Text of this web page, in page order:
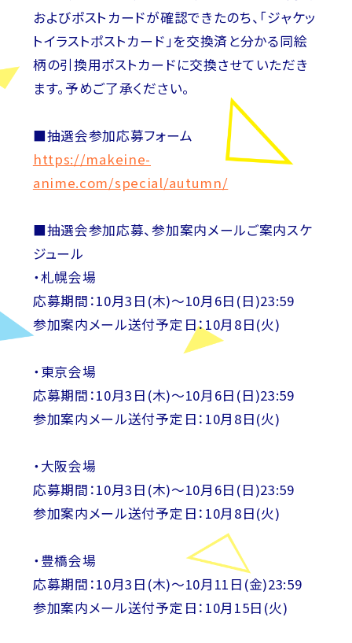
およびポストカードが確認できたのち、「ジャケッ
トイラストポストカード」を交換済と分かる同絵
柄の引換用ポストカードに交換させていただき
ます。予めご了承ください。
■抽選会参加応募フォーム
https://makeine-
anime.com/special/autumn/
■抽選会参加応募、参加案内メールご案内スケ
ジュール
・札幌会場
応募期間：10月3日(木)～10月6日(日)23:59
参加案内メール送付予定日：10月8日(火)
・東京会場
応募期間：10月3日(木)～10月6日(日)23:59
参加案内メール送付予定日：10月8日(火)
・大阪会場
応募期間：10月3日(木)～10月6日(日)23:59
参加案内メール送付予定日：10月8日(火)
・豊橋会場
応募期間：10月3日(木)～10月11日(金)23:59
参加案内メール送付予定日：10月15日(火)